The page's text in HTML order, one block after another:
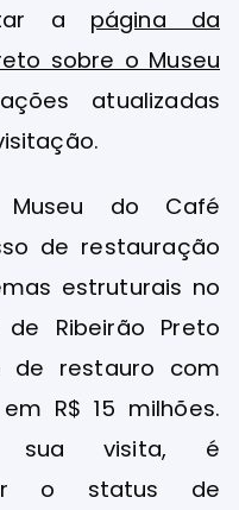
a página da
sobre o Museu
atualizadas
do Café
de restauração
estruturais no
Ribeirão Preto
de restauro com
R$ 15 milhões.
sua visita, é
o status de